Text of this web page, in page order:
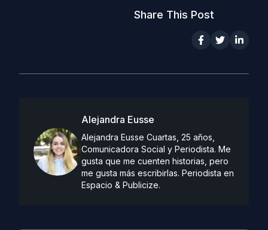
Share This Post
Alejandra Eusse
Alejandra Eusse Cuartas, 25 años,
Comunicadora Social y Periodista. Me
gusta que me cuenten historias, pero
me gusta más escribirlas. Periodista en
Espacio & Publicize.